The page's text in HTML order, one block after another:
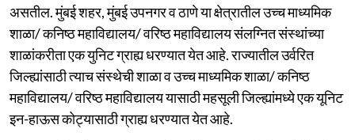
असतील. मुंबई शहर, मुंबई उपनगर व ठाणे या क्षेत्रातील उच्च माध्यमिक
शाळा/ कनिष्ठ महाविद्यालय/ वरिष्ठ महाविद्यालय संलग्नित संस्थांच्या
शाळांकरीता एक युनिट ग्राह्य धरण्यात येत आहे. राज्यातील उर्वरित
जिल्ह्यांसाठी त्याच संस्थेची शाळा व उच्च माध्यमिक शाळा/ कनिष्ठ
महाविद्यालय/ वरिष्ठ महाविद्यालय यासाठी महसूली जिल्ह्यांमध्ये एक यूनिट
इन-हाऊस कोट्यासाठी ग्राह्य धरण्यात येत आहे.